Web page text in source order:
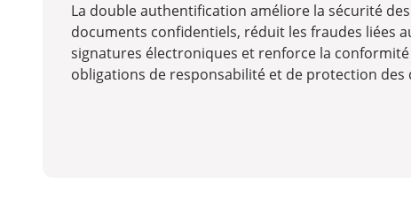
La double authentification améliore la sécurité des
documents confidentiels, réduit les fraudes liées
signatures électroniques et renforce la
obligations de responsabilité et de protection des